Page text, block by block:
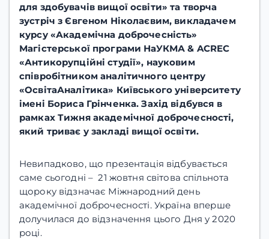
для здобувачів вищої освіти» та творча
зустріч зЄвгеном Ніколаєвим, викладачем
курсу «Академічна доброчесність»
Магістерської програми НаУКМА & ACREC
«Антикорупційні студії», науковим
співробітником аналітичного центру
«ОсвітаАналітика» Київського університету
імені Бориса Грінченка. Захід відбувся в
рамках Тижня академічної доброчесності,
який триває у закладі вищої освіти.
Невипадково, що презентація відбувається
саме сьогодні – 21 жовтня світова спільнота
щороку відзначає Міжнародний день
академічної доброчесності. Україна вперше
долучилася до відзначення цього Дня у 2020
році.